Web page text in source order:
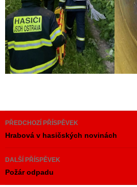
Navigace
pro
příspěvky
PŘEDCHOZÍ PŘÍSPĚVEK
Hrabová v hasičských novinách
DALŠÍ PŘÍSPĚVEK
Požár odpadu